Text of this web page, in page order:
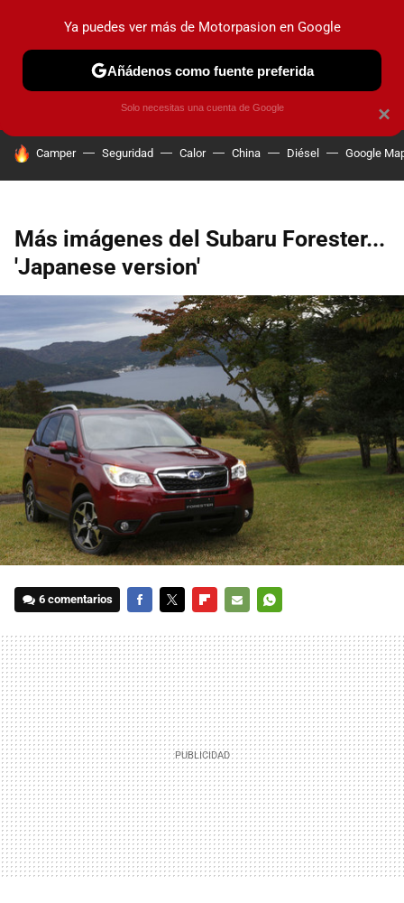
PRUEBAS COCHES ELÉCTRICOS OBSERVATORIO
HOY SE HABLA DE
Camper Seguridad Calor China Diésel Google
Más imágenes del Subaru Forester...
'Japanese version'
6 comentarios
MAIL
×
Ya puedes ver más de Motorpasion en Google
Añádenos como fuente preferida
Solo necesitas una cuenta de Google